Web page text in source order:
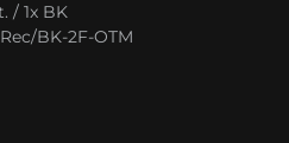
/ 1x BK
Rec/BK-2F-OTM